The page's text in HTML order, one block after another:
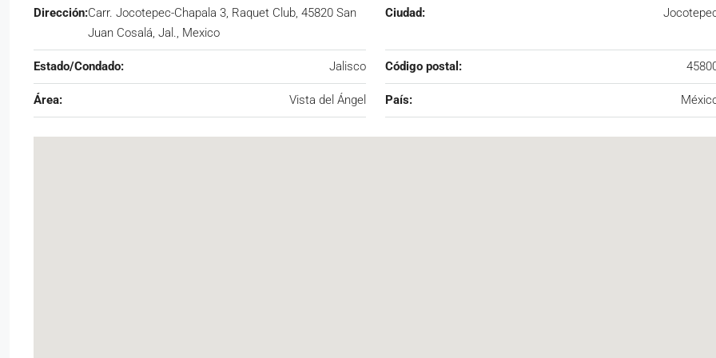
Dirección:Carr. Jocotepec-Chapala 3, Raquet Club, 45820 San
Juan Cosalá, Jal., Mexico
Ciudad:
Estado/Condado: Jalisco Código postal:
Área: Vista del Ángel País: